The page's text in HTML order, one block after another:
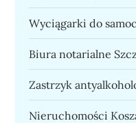
Wyciągarki do
Biura notarialne
Zastrzyk
Nieruchomości